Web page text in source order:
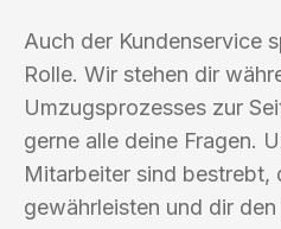
Auch der Kundenservice
Rolle. Wir stehen dir
Umzugsprozesses zur
gerne alle deine Fragen.
Mitarbeiter sind bestrebt,
gewährleisten und dir